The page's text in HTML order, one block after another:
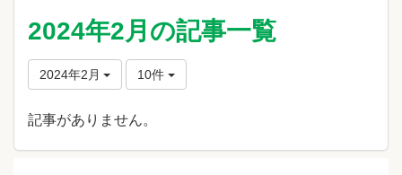
2024年2月の記事一覧
2024年2月 10件
記事がありません。